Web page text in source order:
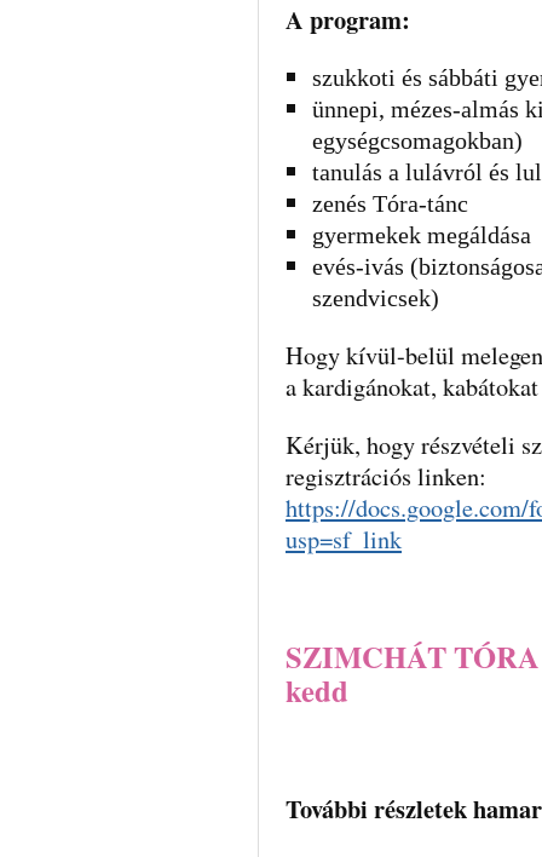
A program:
szukkoti és sábbáti
ünnepi, mézes-almás
egységcsomagokban)
tanulás a lulávról és
zenés Tóra-tánc
gyermekek megáldása
evés-ivás
szendvicsek)
Hogy kívül-belül
a kardigánokat,
Kérjük, hogy részvételi
regisztrációs linken:
https://
usp=sf_link
SZIMCHÁT TÓRA
kedd
További részletek